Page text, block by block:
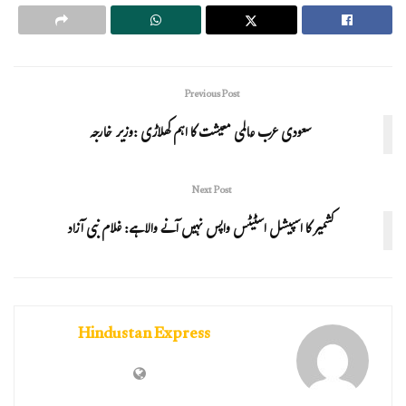
Previous Post
سعودی عرب عالمی معیشت کا اہم کھلاڑی :وزیر خارجہ
Next Post
کشمیر کا اسپیشل اسٹیٹس واپس نہیں آنے والا ہے: غلام نبی آزاد
Hindustan Express